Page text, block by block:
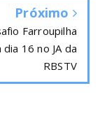
Próximo
Farroupilha
16 no JA da
RBSTV